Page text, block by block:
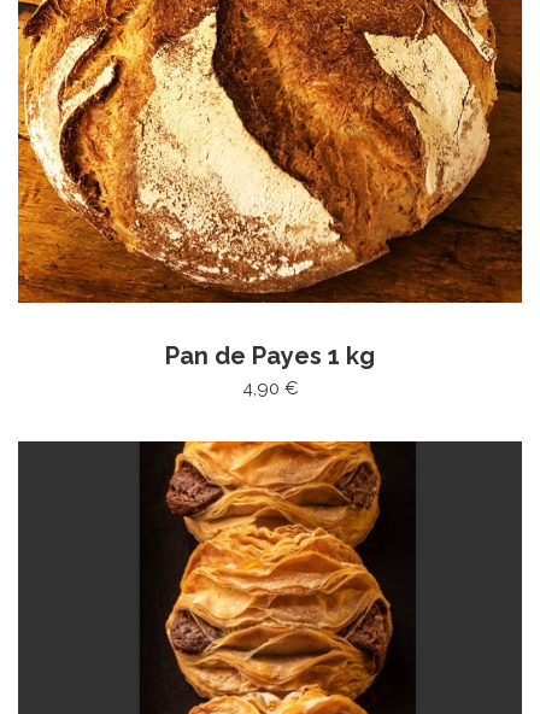
Pan de Payes 1 kg
4,90 €